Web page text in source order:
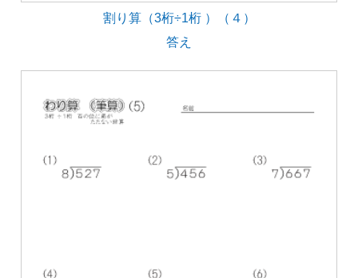
割り算（3桁÷1桁 ）（４）
答え